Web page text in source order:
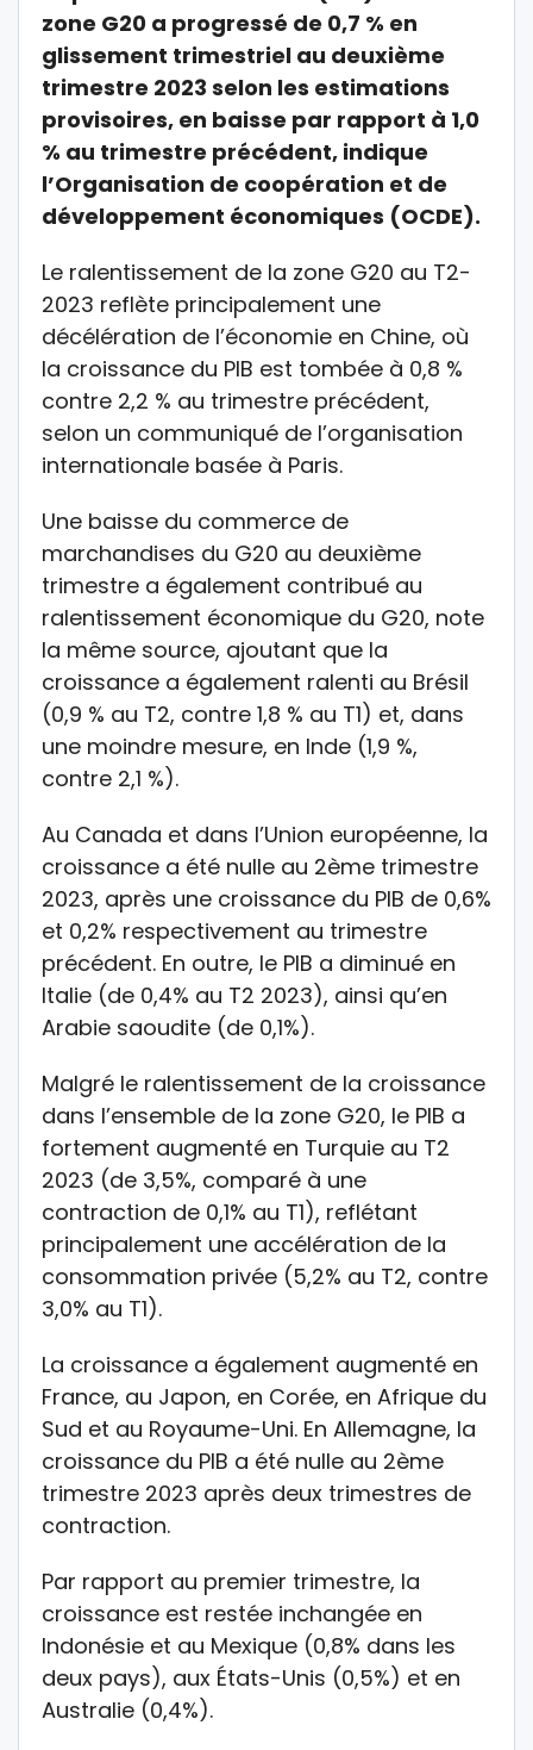
zone G20 a progressé de 0,7 % en
glissement trimestriel au deuxième
trimestre 2023 selon les estimations
provisoires, en baisse par rapport à 1,0
% au trimestre précédent, indique
l’Organisation de coopération et de
développement économiques (OCDE).
Le ralentissement de la zone G20 au T2-
2023 reflète principalement une
décélération de l’économie en Chine, où
la croissance du PIB est tombée à 0,8 %
contre 2,2 % au trimestre précédent,
selon un communiqué de l’organisation
internationale basée à Paris.
Une baisse du commerce de
marchandises du G20 au deuxième
trimestre a également contribué au
ralentissement économique du G20, note
la même source, ajoutant que la
croissance a également ralenti au Brésil
(0,9 % au T2, contre 1,8 % au T1) et, dans
une moindre mesure, en Inde (1,9 %,
contre 2,1 %).
Au Canada et dans l’Union européenne, la
croissance a été nulle au 2ème trimestre
2023, après une croissance du PIB de 0,6%
et 0,2% respectivement au trimestre
précédent. En outre, le PIB a diminué en
Italie (de 0,4% au T2 2023), ainsi qu’en
Arabie saoudite (de 0,1%).
Malgré le ralentissement de la croissance
dans l’ensemble de la zone G20, le PIB a
fortement augmenté en Turquie au T2
2023 (de 3,5%, comparé à une
contraction de 0,1% au T1), reflétant
principalement une accélération de la
consommation privée (5,2% au T2, contre
3,0% au T1).
La croissance a également augmenté en
France, au Japon, en Corée, en Afrique du
Sud et au Royaume-Uni. En Allemagne, la
croissance du PIB a été nulle au 2ème
trimestre 2023 après deux trimestres de
contraction.
Par rapport au premier trimestre, la
croissance est restée inchangée en
Indonésie et au Mexique (0,8% dans les
deux pays), aux États-Unis (0,5%) et en
Australie (0,4%).